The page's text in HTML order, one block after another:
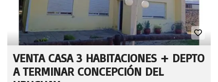
VENTA CASA 3 HABITACIONES + DEPTO
A TERMINAR CONCEPCIÓN DEL